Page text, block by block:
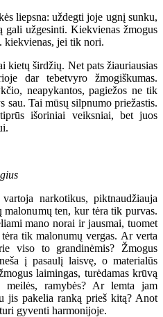
liepsna: uždegti joje ugnį sunku,
gali užgesinti. Kiekvienas žmogus
kiekvienas, jei tik nori.
širdžių. Net pats žiauriausias
dar tebetvyro žmogiškumas.
neapykantos, pagiežos ne tik
sau. Tai mūsų silpnumo priežastis.
išoriniai veiksniai, bet juos
narkotikus, piktnaudžiauja
ten, kur tėra tik purvas.
mano norai ir jausmai, tuomet
tik malonumų vergas. Ar verta
viso to grandinėmis? Žmogus
į pasaulį laisvę, o materialūs
laimingas, turėdamas krūvą
meilės, ramybės? Ar lemta jam
jis pakelia ranką prieš kitą? Anot
gyventi harmonijoje.